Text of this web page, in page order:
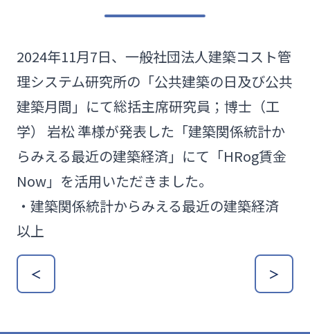
2024年11月7日、一般社団法人建築コスト管
理システム研究所の「公共建築の日及び公共
建築月間」にて総括主席研究員；博士（工
学） 岩松 準様が発表した「建築関係統計か
らみえる最近の建築経済」にて「HRog賃金
Now」を活用いただきました。
・ 建築関係統計からみえる最近の建築経済
以上
＜ ＞